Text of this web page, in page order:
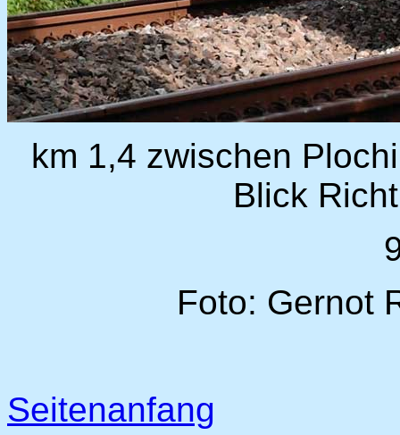
km 1,4 zwischen
Blick
Foto: Gernot
Seitenanfang